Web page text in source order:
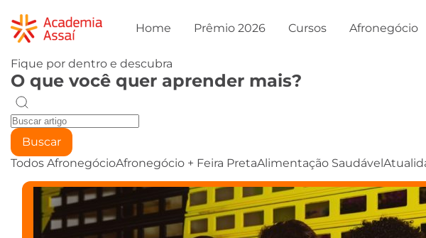
Home Prêmio 2026 Cursos Afronegócio
Fique por dentro e descubra
O que você quer aprender mais?
Buscar
Todos AfronegócioAfronegócio + Feira PretaAlimentação Saudável